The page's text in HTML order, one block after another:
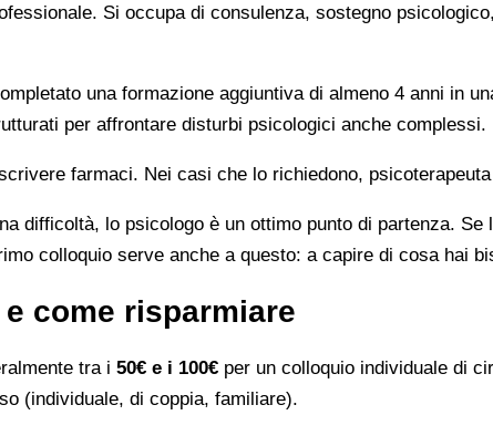
Si occupa di consulenza, sostegno
una formazione aggiuntiva di almeno 4 anni in
per affrontare disturbi psicologici anche complessi.
farmaci. Nei casi che lo richiedono,
difficoltà, lo psicologo è un ottimo punto di partenza.
colloquio serve anche a questo: a capire di cosa hai
come risparmiare
tra i 50€ e i 100€ per un colloquio individuale di
(individuale, di coppia, familiare).